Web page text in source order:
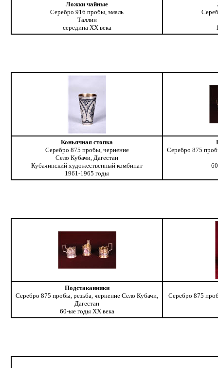
Ложки чайные
Серебро 916 пробы, эмаль
Таллин
середина ХХ века
Коньячная стопка
Серебро 875 пробы, чернение
Село Кубачи, Дагестан
Кубачинский художественный комбинат
1961-1965 годы
Серебро 875
Подстаканники
Серебро 875 пробы, резьба, чернение Село Кубачи,
Дагестан
60-ые годы ХХ века
Серебро 875